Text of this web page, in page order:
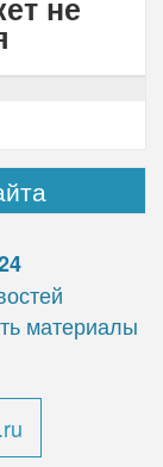
не
материалы